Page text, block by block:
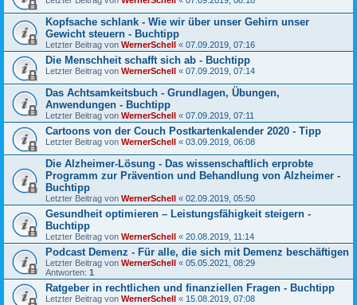
Kopfsache schlank - Wie wir über unser Gehirn unser
Gewicht steuern - Buchtipp
Letzter Beitrag von WernerSchell « 07.09.2019, 07:16
Die Menschheit schafft sich ab - Buchtipp
Letzter Beitrag von WernerSchell « 07.09.2019, 07:14
Das Achtsamkeitsbuch - Grundlagen, Übungen,
Anwendungen - Buchtipp
Letzter Beitrag von WernerSchell « 07.09.2019, 07:11
Cartoons von der Couch Postkartenkalender 2020 - Tipp
Letzter Beitrag von WernerSchell « 03.09.2019, 06:08
Die Alzheimer-Lösung - Das wissenschaftlich erprobte
Programm zur Prävention und Behandlung von Alzheimer -
Buchtipp
Letzter Beitrag von WernerSchell « 02.09.2019, 05:50
Gesundheit optimieren – Leistungsfähigkeit steigern -
Buchtipp
Letzter Beitrag von WernerSchell « 20.08.2019, 11:14
Podcast Demenz - Für alle, die sich mit Demenz beschäftigen
Letzter Beitrag von WernerSchell « 05.05.2021, 08:29
Antworten: 1
Ratgeber in rechtlichen und finanziellen Fragen - Buchtipp
Letzter Beitrag von WernerSchell « 15.08.2019, 07:08